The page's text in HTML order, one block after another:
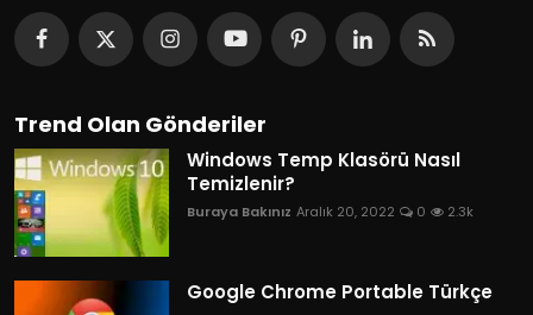
Trend Olan Gönderiler
Windows Temp Klasörü Nasıl
Temizlenir?
Buraya Bakınız Aralık 20, 2022 0 2.3k
Google Chrome Portable Türkçe